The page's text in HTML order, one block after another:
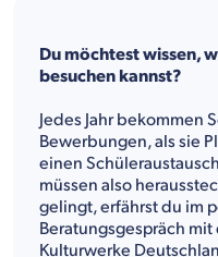
Du möchtest wissen,
besuchen kannst?
Jedes Jahr bekommen
Bewerbungen, als sie
einen
müssen also
gelingt, erfährst du im
Beratungsgespräch
Kulturwerke